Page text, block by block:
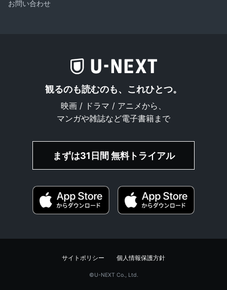
お問い合わせ
観るのも読むのも、これひとつ。
映画 / ドラマ / アニメから、
マンガや雑誌など電子書籍まで
まずは31日間 無料トライアル
サイトポリシー 個人情報保護方針
©︎U-NEXT Co., Ltd.